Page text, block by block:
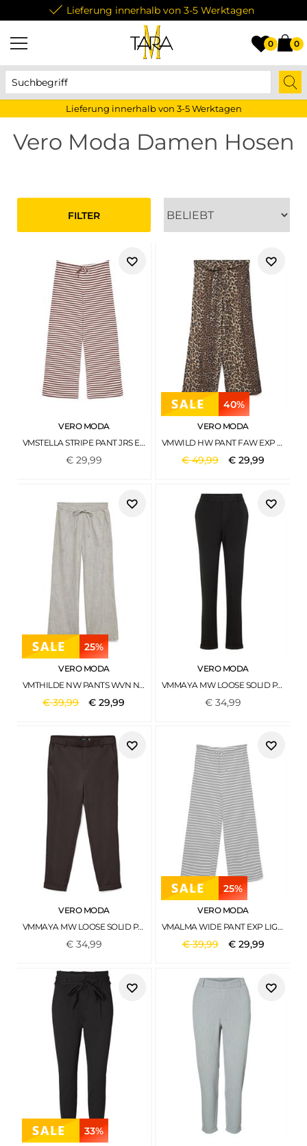
Lieferung innerhalb von 3-5 Werktagen
0 0
Lieferung innerhalb von 3-5 Werktagen
Vero Moda Damen Hosen
FILTER
VERO MODA
VMSTELLA STRIPE PANT JRS EXP MARSALA
€ 29,99
40%
VERO MODA
VMWILD HW PANT FAW EXP TIGERS EYE
€49,99 €29,99
25%
VERO MODA
VMTHILDE NW PANTS WVN NOOS SILVER LINING
€39,99 €29,99
VERO MODA
VMMAYA MW LOOSE SOLID PANT NOOS BLACK1
€34,99
VERO MODA
VMMAYA MW LOOSE SOLID PANT NOOS CHOCOLATE TORTE
€ 34,99
25%
VERO MODA
VMALMA WIDE PANT EXP LIGHT GREY MELANGE
€39,99 € 29,99
33%